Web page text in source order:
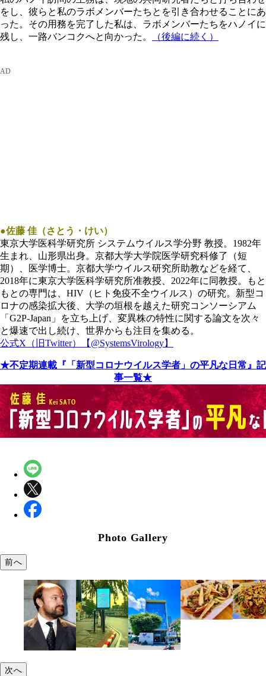
をし、彼らと私のラボメンバーたちとを引き合わせることにあ
った。その用務を完了した私は、ラボメンバーたちをハノイに
残し、一路バンコクへと向かった。
（後編に続く）
●佐藤 佳（さとう・けい）
東京大学医科学研究所 システムウイルス学分野 教授。1982年
生まれ、山形県出身。京都大学大学院医学研究科修了（短
期）、医学博士。京都大学ウイルス研究所助教などを経て、
2018年に東京大学医科学研究所准教授、2022年に同教授。もと
もとの専門は、HIV（ヒト免疫不全ウイルス）の研究。新型コ
ロナの感染拡大後、大学の垣根を越えた研究コンソーシアム
「G2P-Japan」を立ち上げ、変異株の特性に関する論文を次々
と爆速で出し続け、世界からも注目を集める。
公式X（旧Twitter）【@SystemsVirology】
★不定期連載『「新型コロナウイルス学者」の平凡な日常』記
事一覧★
Photo Gallery
前へ
次へ